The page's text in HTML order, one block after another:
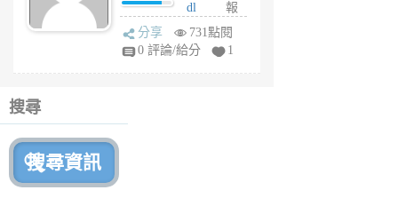
前
dl
sq
fy
報
分享
731點閱
0 評論/給分
1
搜尋